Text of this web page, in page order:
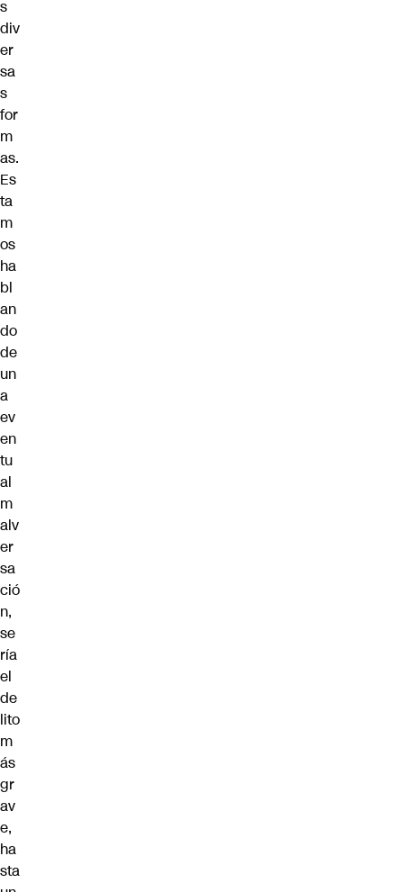
s
div
er
sa
s
for
m
as.
Es
ta
m
os
ha
bl
an
do
de
un
a
ev
en
tu
al
m
alv
er
sa
ció
n,
se
ría
el
de
lito
m
ás
gr
av
e,
ha
sta